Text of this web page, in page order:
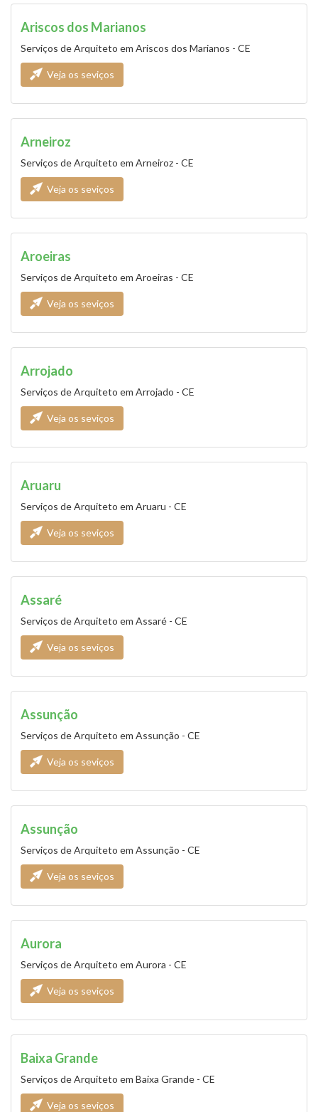
Ariscos dos Marianos
Serviços de Arquiteto em Ariscos dos Marianos - CE
Veja os seviços
Arneiroz
Serviços de Arquiteto em Arneiroz - CE
Veja os seviços
Aroeiras
Serviços de Arquiteto em Aroeiras - CE
Veja os seviços
Arrojado
Serviços de Arquiteto em Arrojado - CE
Veja os seviços
Aruaru
Serviços de Arquiteto em Aruaru - CE
Veja os seviços
Assaré
Serviços de Arquiteto em Assaré - CE
Veja os seviços
Assunção
Serviços de Arquiteto em Assunção - CE
Veja os seviços
Assunção
Serviços de Arquiteto em Assunção - CE
Veja os seviços
Aurora
Serviços de Arquiteto em Aurora - CE
Veja os seviços
Baixa Grande
Serviços de Arquiteto em Baixa Grande - CE
Veja os seviços